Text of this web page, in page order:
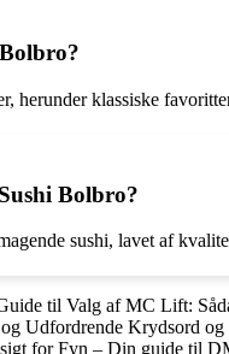
herunder klassiske
Bolbro?
sushi, lavet af
til Valg af MC Lift:
Udfordrende Krydsord og
for Fyn – Din guide til